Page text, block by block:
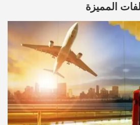
المميزة